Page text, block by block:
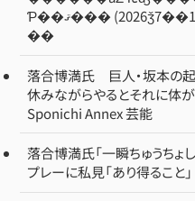
Ƥ��ޤ��� (2026ǯ7��19���Ǻ�) – �饤�֥ɥ��˥塼
��
落合博満氏 巨人・坂本の起
休みながらやるとそれに体が
Sponichi Annex 芸能
落合博満氏「一瞬ちゅうちょ
プレーに私見「あり得ること」